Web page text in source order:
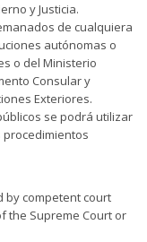
y Justicia.
de cualquiera
autónomas o
o del Ministerio
Consular y
Exteriores.
se podrá utilizar
by competent court
the Supreme Court or